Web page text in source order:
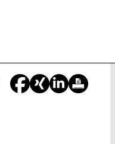
Sie
sind